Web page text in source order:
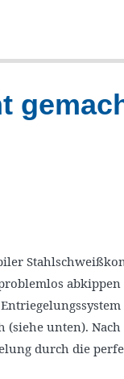
abkippen
(siehe unten).
durch die